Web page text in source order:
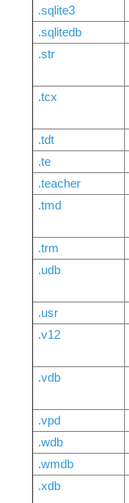
.sqlite3
.sqlitedb
.str
.tcx
.tdt
.te
.teacher
.tmd
.trm
.udb
.usr
.v12
.vdb
.vpd
.wdb
.wmdb
.xdb